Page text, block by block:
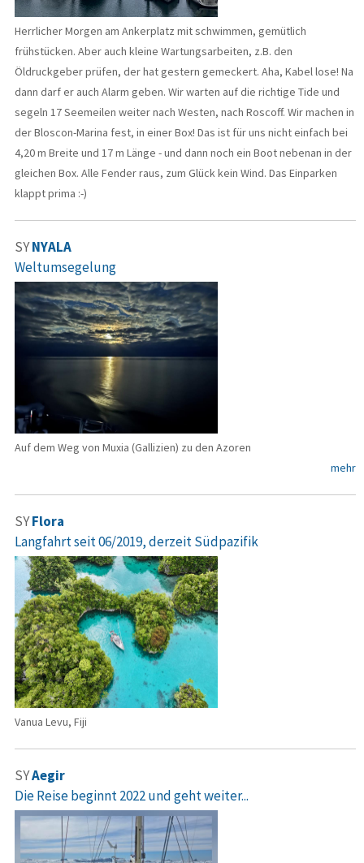
Herrlicher Morgen am Ankerplatz mit schwimmen, gemütlich
frühstücken. Aber auch kleine Wartungsarbeiten, z.B. den
Öldruckgeber prüfen, der hat gestern gemeckert. Aha, Kabel lose! Na
dann darf er auch Alarm geben. Wir warten auf die richtige Tide und
segeln 17 Seemeilen weiter nach Westen, nach Roscoff. Wir machen in
der Bloscon-Marina fest, in einer Box! Das ist für uns nicht einfach bei
4,20 m Breite und 17 m Länge - und dann noch ein Boot nebenan in der
gleichen Box. Alle Fender raus, zum Glück kein Wind. Das Einparken
klappt prima :-)
SYNYALA
Weltumsegelung
Auf dem Weg von Muxia (Gallizien) zu den Azoren
mehr
SYFlora
Langfahrt seit 06/2019, derzeit Südpazifik
Vanua Levu, Fiji
SYAegir
Die Reise beginnt 2022 und geht weiter...